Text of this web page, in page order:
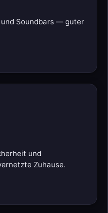
Soundbars — guter
und
Zuhause.